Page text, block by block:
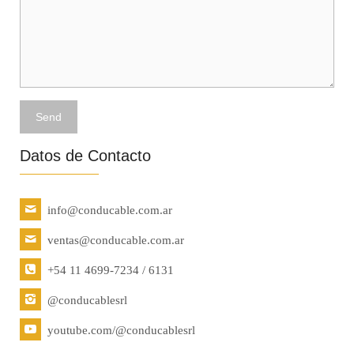
Datos de Contacto
info@conducable.com.ar
ventas@conducable.com.ar
+54 11 4699-7234 / 6131
@conducablesrl
youtube.com/@conducablesrl